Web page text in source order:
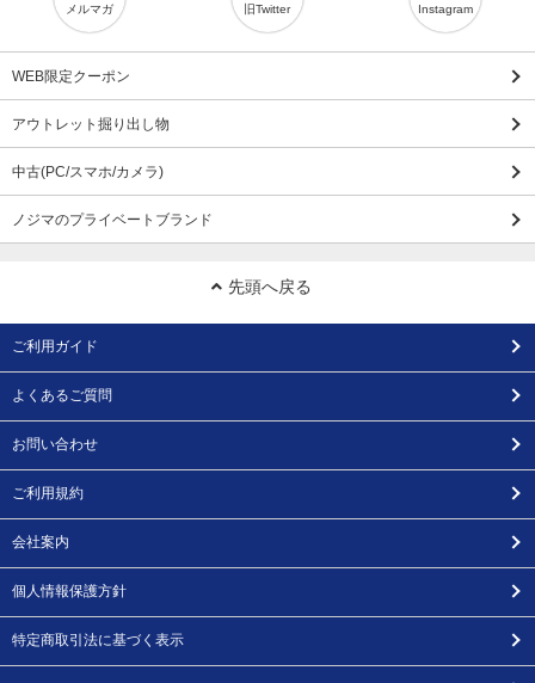
メルマガ 旧Twitter Instagram
WEB限定クーポン
アウトレット掘り出し物
中古(PC/スマホ/カメラ)
ノジマのプライベートブランド
先頭へ戻る
ご利用ガイド
よくあるご質問
お問い合わせ
ご利用規約
会社案内
個人情報保護方針
特定商取引法に基づく表示